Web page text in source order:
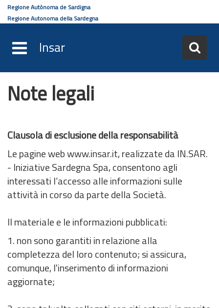
Salta
Regione Autònoma de Sardigna
Regione Autonoma della Sardegna
Insar
Note legali
Clausola di esclusione della responsabilità
Le pagine web www.insar.it, realizzate da IN.SAR.
- Iniziative Sardegna Spa, consentono agli
interessati l’accesso alle informazioni sulle
attività in corso da parte della Società.
Il materiale e le informazioni pubblicati:
1. non sono garantiti in relazione alla
completezza del loro contenuto; si assicura,
comunque, l'inserimento di informazioni
aggiornate;